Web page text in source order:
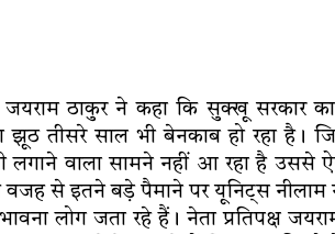
जयराम ठाकुर ने कहा कि सुक्खू सरकार
झूठ तीसरे साल भी बेनकाब हो रहा है।
लगाने वाला सामने नहीं आ रहा है उससे
वजह से इतने बड़े पैमाने पर यूनिट्स नीलाम
लोग जता रहे हैं। नेता प्रतिपक्ष